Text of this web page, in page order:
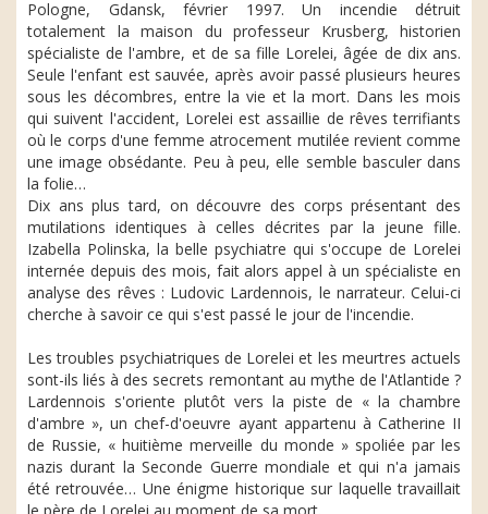
Pologne, Gdansk, février 1997. Un incendie détruit
totalement la maison du professeur Krusberg, historien
spécialiste de l'ambre, et de sa fille Lorelei, âgée de dix ans.
Seule l'enfant est sauvée, après avoir passé plusieurs heures
sous les décombres, entre la vie et la mort. Dans les mois
qui suivent l'accident, Lorelei est assaillie de rêves terrifiants
où le corps d'une femme atrocement mutilée revient comme
une image obsédante. Peu à peu, elle semble basculer dans
la folie…
Dix ans plus tard, on découvre des corps présentant des
mutilations identiques à celles décrites par la jeune fille.
Izabella Polinska, la belle psychiatre qui s'occupe de Lorelei
internée depuis des mois, fait alors appel à un spécialiste en
analyse des rêves : Ludovic Lardennois, le narrateur. Celui-ci
cherche à savoir ce qui s'est passé le jour de l'incendie.
Les troubles psychiatriques de Lorelei et les meurtres actuels
sont-ils liés à des secrets remontant au mythe de l'Atlantide ?
Lardennois s'oriente plutôt vers la piste de « la chambre
d'ambre », un chef-d'oeuvre ayant appartenu à Catherine II
de Russie, « huitième merveille du monde » spoliée par les
nazis durant la Seconde Guerre mondiale et qui n'a jamais
été retrouvée… Une énigme historique sur laquelle travaillait